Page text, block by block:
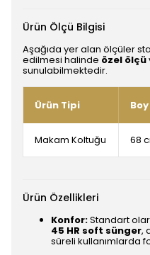
Ürün Ölçü Bilgisi
Aşağıda yer alan ölçüler
edilmesi halinde özel ölçü
sunulabilmektedir.
Ürün Tipi Boy
Makam Koltuğu 68
Ürün Özellikleri
Konfor:Standart
45 HR soft sünger,
süreli kullanımlarda